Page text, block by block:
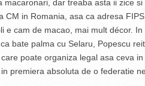
macaronari, dar treaba asta ii zice
CM in Romania, asa ca adresa
e cam de macao, mai mult décor.
bate palma cu Selaru, Popescu
poate organiza legal asa ceva
premiera absoluta de o federatie